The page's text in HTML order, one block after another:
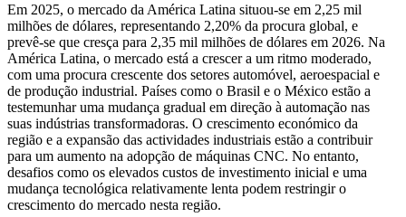
Em 2025, o mercado da América Latina situou-se em 2,25 mil
milhões de dólares, representando 2,20% da procura global, e
prevê-se que cresça para 2,35 mil milhões de dólares em 2026. Na
América Latina, o mercado está a crescer a um ritmo moderado,
com uma procura crescente dos setores automóvel, aeroespacial e
de produção industrial. Países como o Brasil e o México estão a
testemunhar uma mudança gradual em direção à automação nas
suas indústrias transformadoras. O crescimento económico da
região e a expansão das actividades industriais estão a contribuir
para um aumento na adopção de máquinas CNC. No entanto,
desafios como os elevados custos de investimento inicial e uma
mudança tecnológica relativamente lenta podem restringir o
crescimento do mercado nesta região.